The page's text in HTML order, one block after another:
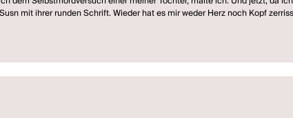
mit ihrer runden Schrift. Wieder hat es mir weder Herz noch Kopf
hintereinander und kann mir wie immer nicht vorstellen, je wieder ein
dass der Orchideenstrauch blüht, kann ich mir selber nicht erklären.